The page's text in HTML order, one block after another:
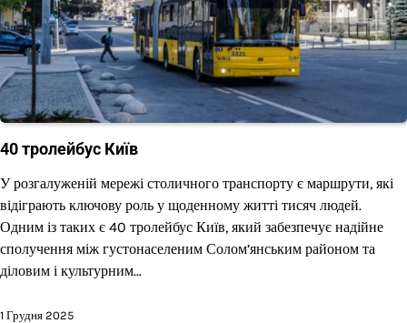
40 тролейбус Київ
У розгалуженій мережі столичного транспорту є маршрути, які
відіграють ключову роль у щоденному житті тисяч людей.
Одним із таких є 40 тролейбус Київ, який забезпечує надійне
сполучення між густонаселеним Солом’янським районом та
діловим і культурним…
1 Грудня 2025